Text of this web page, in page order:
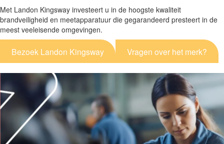
Met Landon Kingsway investeert u in de hoogste kwaliteit
brandveiligheid en meetapparatuur die gegarandeerd presteert in de
meest veeleisende omgevingen.
Bezoek Landon Kingsway Vragen over het merk?